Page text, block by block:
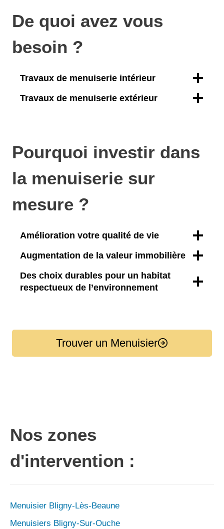
De quoi avez vous
besoin ?
Travaux de menuiserie intérieur
Travaux de menuiserie extérieur
Pourquoi investir dans
la menuiserie sur
mesure ?
Amélioration votre qualité de vie
Augmentation de la valeur immobilière
Des choix durables pour un habitat
respectueux de l’environnement
Trouver un Menuisier
Nos zones
d'intervention :
Menuisier Bligny-Lès-Beaune
Menuisiers Bligny-Sur-Ouche